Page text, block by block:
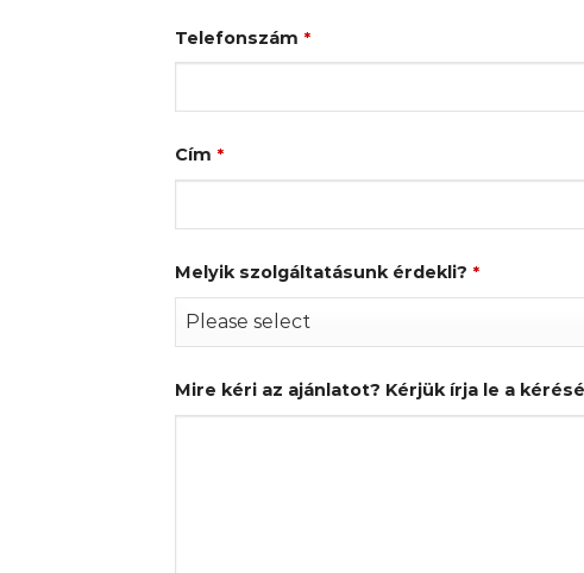
Telefonszám *
Cím *
Melyik szolgáltatásunk érdekli? *
Mire kéri az ajánlatot? Kérjük írja le a